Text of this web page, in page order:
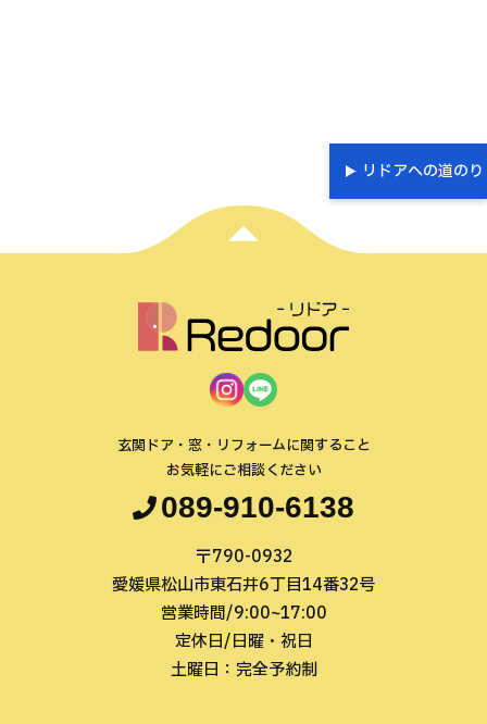
リドアへの道のり
玄関ドア・窓・リフォームに関すること
お気軽にご相談ください
089-910-6138
〒790-0932
愛媛県松山市東石井6丁目14番32号
営業時間/9:00~17:00
定休日/日曜・祝日
土曜日：完全予約制